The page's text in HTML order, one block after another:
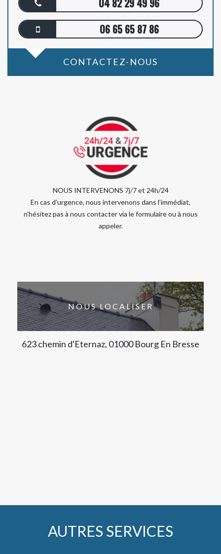
04 82 29 49 96
06 65 65 87 86
CONTACTEZ-NOUS
NOUS INTERVENONS 7j/7 et 24h/24
En cas d’urgence, nous intervenons dans l’immédiat,
n’hésitez pas à nous contacter via le formulaire ou à nous
appeler.
NOUS LOCALISER
623 chemin d'Eternaz, 01000 Bourg En Bresse
AUTRES SERVICES